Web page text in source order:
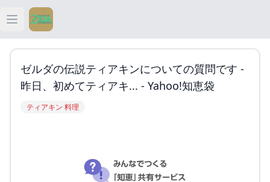
Open main menu
ティアキン
ティアキン 祠
ゼルダの伝説ティアキンについての質問です -
昨日、初めてティアキ... - Yahoo!知恵袋
ティアキン 料理